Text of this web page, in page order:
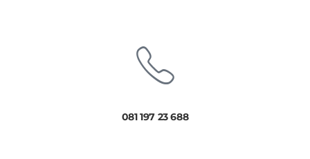
081 197 23 688